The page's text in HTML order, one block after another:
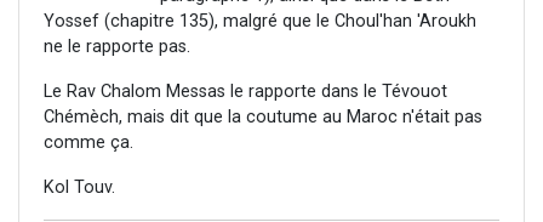
Yossef (chapitre 135), malgré que le Choul'han 'Aroukh
ne le rapporte pas.
Le Rav Chalom Messas le rapporte dans le Tévouot
Chémèch, mais dit que la coutume au Maroc n'était pas
comme ça.
Kol Touv.